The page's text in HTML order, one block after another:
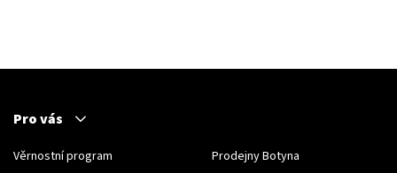
Pro vás
Věrnostní program
Prodejny Botyna